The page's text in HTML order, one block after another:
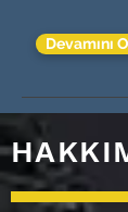
Devamını